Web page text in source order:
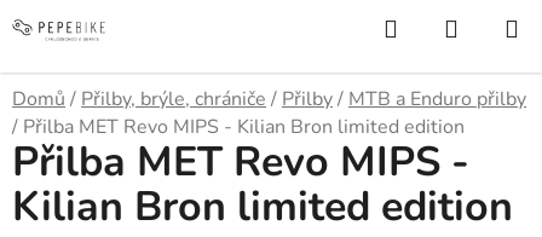
na
Hledat
KOŠÍK
Domů / Přilby, brýle, chrániče / Přilby/ MTB a Enduro přilby
/ Přilba MET Revo MIPS - Kilian Bron limited edition
Přilba MET Revo MIPS -
Kilian Bron limited edition